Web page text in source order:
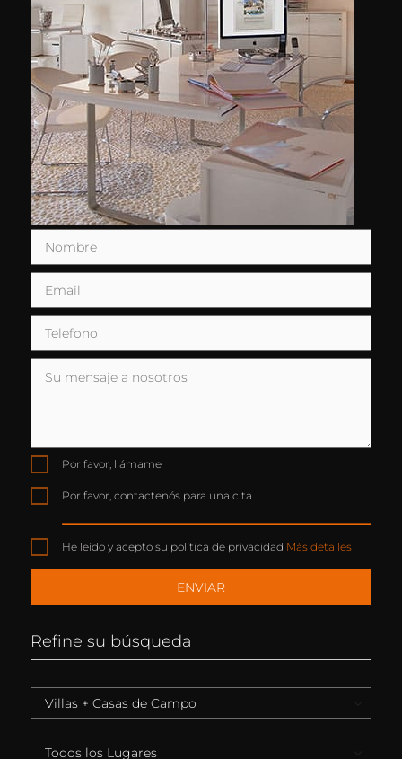
Por favor, llámame
Por favor, contactenós para una cita
He leído y acepto su política de privacidad Más detalles
Refine su búsqueda